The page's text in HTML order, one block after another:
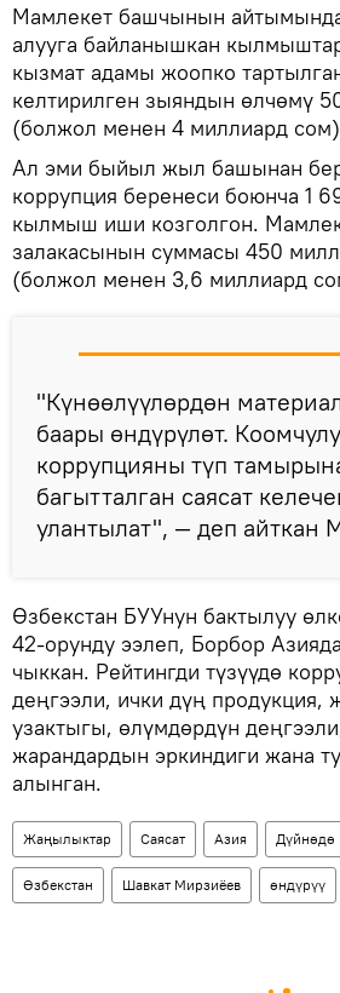
Мамлекет башчынын
алууга байланышкан
кызмат адамы жоопко
келтирилген зыяндын өлчөмү
(болжол менен 4 миллиард сом)
Ал эми быйыл жыл башынан
коррупция беренеси боюнча 1
кылмыш иши козголгон.
залакасынын суммасы 450
(болжол менен 3,6 миллиард
"Күнөөлүүлөрдөн
баары өндүрүлөт.
коррупцияны түп
багытталган саясат
улантылат", — деп айткан
Өзбекстан БУУнун бактылуу
42-орунду ээлеп, Борбор
чыккан. Рейтингди түзүүдө
деңгээли, ички дүң продукция,
узактыгы, өлүмдөрдүн
жарандардын эркиндиги жана
алынган.
Жаңылыктар Саясат Азия Дүйнөдө
Өзбекстан Шавкат Мирзиёев өндүрүү